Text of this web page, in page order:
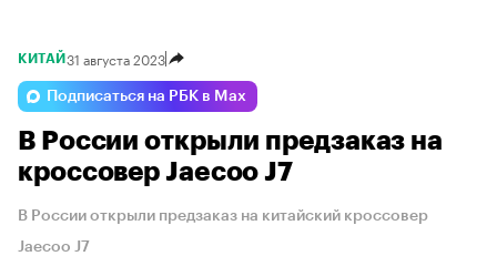
Changan Esteo
Lada Haval Volga
КИТАЙ 31 августа 2023
Подписаться на РБК в Max
В России открыли предзаказ на
кроссовер Jaecoo J7
В России открыли предзаказ на китайский кроссовер
Jaecoo J7